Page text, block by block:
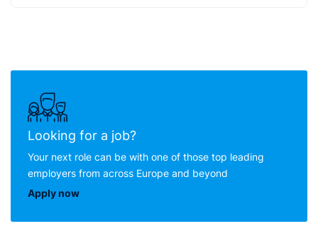
Looking for a job?
Your next role can be with one of those top leading
employers from across Europe and beyond
Apply now